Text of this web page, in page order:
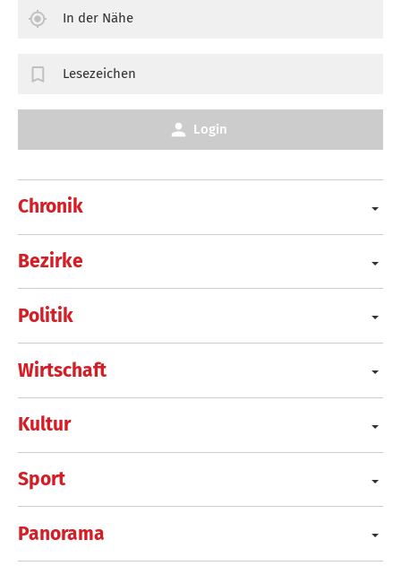
Chronik
Bezirke
Politik
Wirtschaft
Kultur
Sport
Panorama
In der Nähe
Lesezeichen
Login